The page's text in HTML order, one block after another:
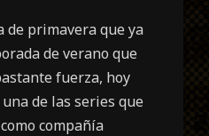
de primavera que ya
de verano que
fuerza, hoy
de las series que
compañía